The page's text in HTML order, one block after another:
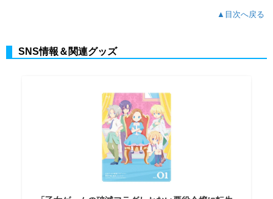
▲目次へ戻る
SNS情報＆関連グッズ